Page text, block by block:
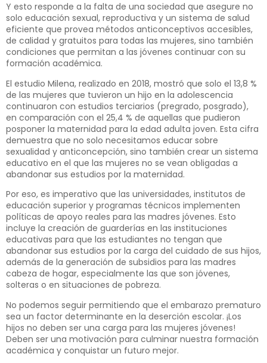
Y esto responde a la falta de una sociedad que asegure no
solo educación sexual, reproductiva y un sistema de salud
eficiente que provea métodos anticonceptivos accesibles,
de calidad y gratuitos para todas las mujeres, sino también
condiciones que permitan a las jóvenes continuar con su
formación académica.
El estudio Milena, realizado en 2018, mostró que solo el 13,8 %
de las mujeres que tuvieron un hijo en la adolescencia
continuaron con estudios terciarios (pregrado, posgrado),
en comparación con el 25,4 % de aquellas que pudieron
posponer la maternidad para la edad adulta joven. Esta cifra
demuestra que no solo necesitamos educar sobre
sexualidad y anticoncepción, sino también crear un sistema
educativo en el que las mujeres no se vean obligadas a
abandonar sus estudios por la maternidad.
Por eso, es imperativo que las universidades, institutos de
educación superior y programas técnicos implementen
políticas de apoyo reales para las madres jóvenes. Esto
incluye la creación de guarderías en las instituciones
educativas para que las estudiantes no tengan que
abandonar sus estudios por la carga del cuidado de sus hijos,
además de la generación de subsidios para las madres
cabeza de hogar, especialmente las que son jóvenes,
solteras o en situaciones de pobreza.
No podemos seguir permitiendo que el embarazo prematuro
sea un factor determinante en la deserción escolar. ¡Los
hijos no deben ser una carga para las mujeres jóvenes!
Deben ser una motivación para culminar nuestra formación
académica y conquistar un futuro mejor.